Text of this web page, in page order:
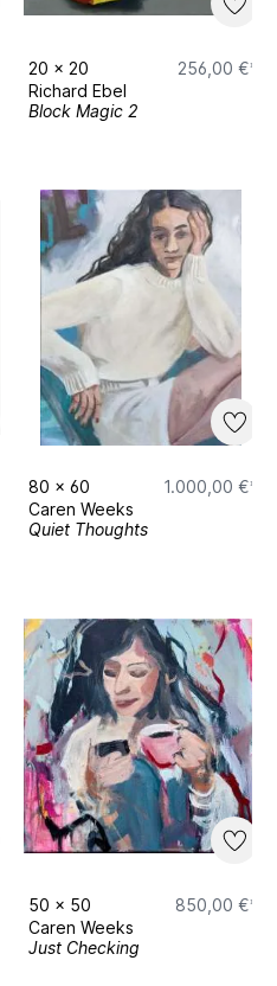
20 x 20
256,00 €*
Richard Ebel
Block Magic 2
80 x 60
1.000,00 €*
Caren Weeks
Quiet Thoughts
50 x 50
850,00 €*
Caren Weeks
Just Checking